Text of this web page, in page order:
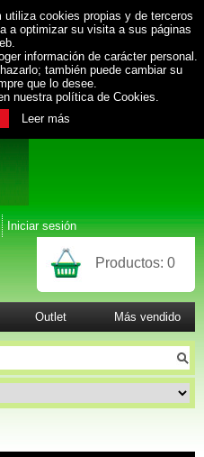
cookies propias y de terceros
a optimizar su visita a sus páginas
información de carácter personal.
también puede cambiar su
que lo desee.
nuestrapolítica de Cookies.
Leer más
Iniciar sesión
Productos: 0
Outlet Más vendido